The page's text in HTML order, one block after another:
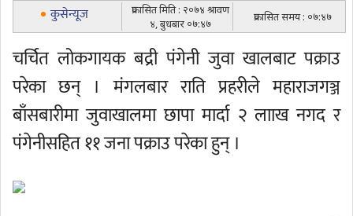
कुसेन्यूज
प्रकासित मिति : २०७४ श्रावण
४, बुधबार ०७:४७
प्रकासित समय : ०७:४७
चर्चित लोकगायक बद्री पंगेनी जुवा खालबाट पक्राउ
परेका छन् । मंगलबार राति प्रहरीले महाराजगञ्ज
बाँसबारीमा जुवाखालमा छापा मार्दा २ लााख नगद र
पंगेनीसहित ११ जना पक्राउ परेका हुन् ।